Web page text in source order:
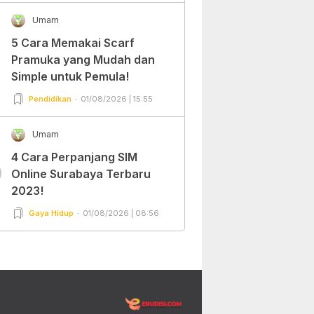
Umam
5 Cara Memakai Scarf
Pramuka yang Mudah dan
Simple untuk Pemula!
Pendidikan 01/08/2026 | 15:55
Umam
4 Cara Perpanjang SIM
Online Surabaya Terbaru
2023!
Gaya Hidup 01/08/2026 | 08:56